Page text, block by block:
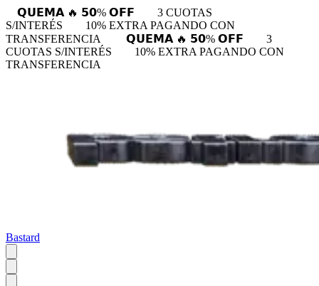
𝗤𝗨𝗘𝗠𝗔 🔥 𝟱𝟬% 𝗢𝗙𝗙
3 CUOTAS
S/INTERÉS
10% EXTRA PAGANDO CON
TRANSFERENCIA
𝗤𝗨𝗘𝗠𝗔 🔥 𝟱𝟬% 𝗢𝗙𝗙
3
CUOTAS S/INTERÉS
10% EXTRA PAGANDO CON
TRANSFERENCIA
Bastard